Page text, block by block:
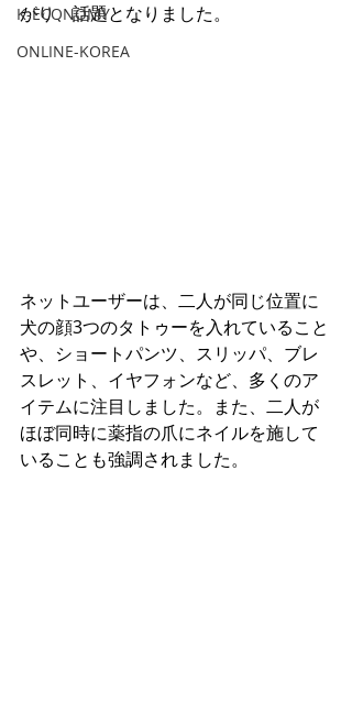
K-ECONOMY
ONLINE-KOREA
がり、話題となりました。
ネットユーザーは、二人が同じ位置に
犬の顔3つのタトゥーを入れていること
や、ショートパンツ、スリッパ、ブレ
スレット、イヤフォンなど、多くのア
イテムに注目しました。また、二人が
ほぼ同時に薬指の爪にネイルを施して
いることも強調されました。